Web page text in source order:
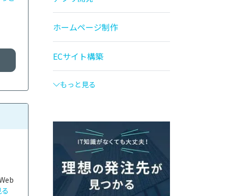
ホームページ制作
ECサイト構築
もっと見る